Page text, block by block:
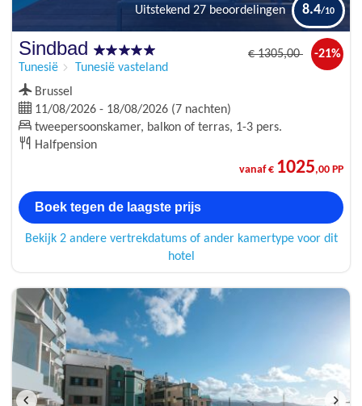
Uitstekend 27 beoordelingen 8.4
Sindbad
Tunesië Tunesië vasteland
€1305,00 -21%
Brussel
11/08/2026 - 18/08/2026 (7 nachten)
tweepersoonskamer, balkon of terras, 1-3 pers.
Halfpension
vanaf € 1025,00 PP
Boek tegen de laagste prijs
Bekijk 2 andere vertrekdatums of ander kamertype voor dit
hotel